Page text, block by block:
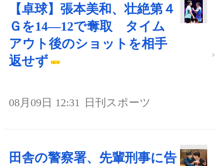
【卓球】張本美和、壮絶第４
Ｇを14―12で奪取 タイム
アウト後のショットを相手
返せず
08月09日 12:31 日刊スポーツ
田舎の警察署、先輩刑事に告